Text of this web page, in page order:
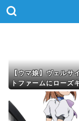
【ウマ娘】ヴェルサ
トファームにローズ
のパネルが到